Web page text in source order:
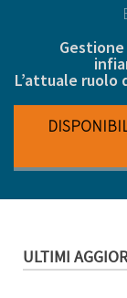
L’attuale ruolo
ULTIMI